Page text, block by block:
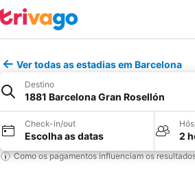
Ver todas as estadias em Barcelona
Destino
1881 Barcelona Gran Rosellón
Check-in/out
Escolha as datas 2
Como os pagamentos influenciam os